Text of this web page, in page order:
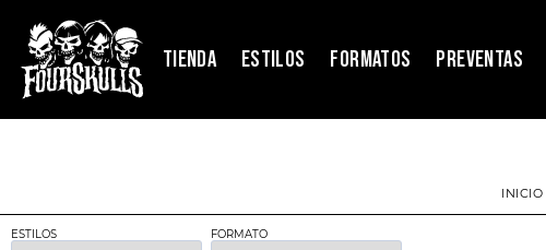
TIENDA ESTILOS FORMATOS PREVENTAS
INICIO
ESTILOS FORMATO